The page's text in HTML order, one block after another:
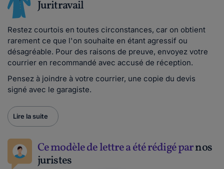
Juritravail
Restez courtois en toutes circonstances, car on obtient
rarement ce que l'on souhaite en étant agressif ou
désagréable. Pour des raisons de preuve, envoyez votre
courrier en recommandé avec accusé de réception.
Pensez à joindre à votre courrier, une copie du devis
signé avec le garagiste.
Lire la suite
Ce modèle de lettre a été rédigé parnos
juristes